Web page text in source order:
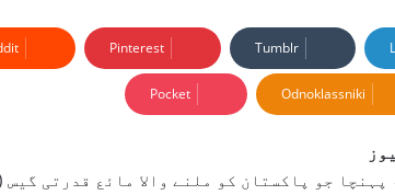
Tumblr
Pinterest
Odnoklassniki
Pocket
جو پاکستان کو ملنے والا مائع قدرتی گیس